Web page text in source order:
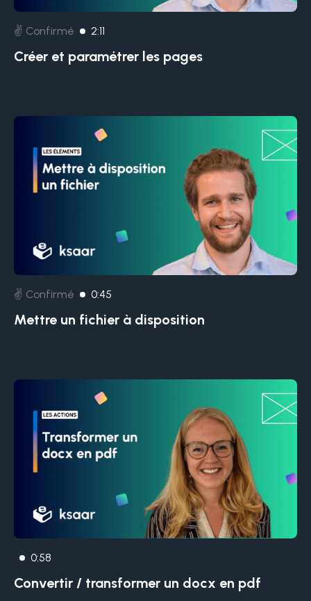
✌️ Confirmé 2:11
Créer et paramétrer les pages
✌️ Confirmé 0:45
Mettre un fichier à disposition
0:58
Convertir / transformer un docx en pdf